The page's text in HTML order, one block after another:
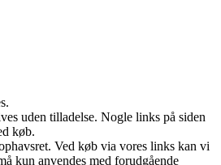
uden tilladelse. Nogle links på siden
køb.
Ved køb via vores links kan vi
kun anvendes med forudgående